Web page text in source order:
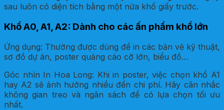
sau luôn có diện tích bằng một nửa khổ giấy trước.
Khổ A0, A1, A2: Dành cho các ấn phẩm khổ lớn
Ứng dụng: Thường được dùng để in các bản vẽ kỹ thuật,
sơ đồ dự án, poster quảng cáo cỡ lớn, biểu đồ…
Góc nhìn In Hoa Long: Khi in poster, việc chọn khổ A1
hay A2 sẽ ảnh hưởng nhiều đến chi phí. Hãy cân nhắc
không gian treo và ngân sách để có lựa chọn tối ưu
nhất.